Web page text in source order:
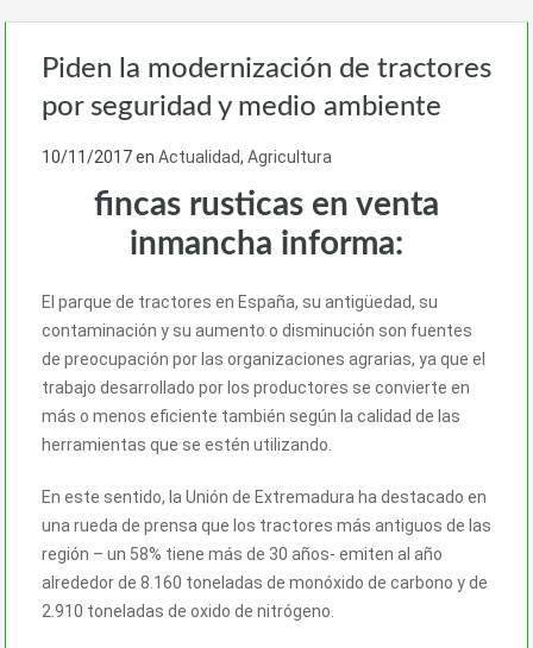
Piden la modernización de tractores
por seguridad y medio ambiente
10/11/2017en Actualidad, Agricultura
fincas rusticas en venta
inmancha informa:
El parque de tractores en España, su antigüedad, su
contaminación y su aumento o disminución son fuentes
de preocupación por las organizaciones agrarias, ya que el
trabajo desarrollado por los productores se convierte en
más o menos eficiente también según la calidad de las
herramientas que se estén utilizando.
En este sentido, la Unión de Extremadura ha destacado en
una rueda de prensa que los tractores más antiguos de las
región – un 58% tiene más de 30 años- emiten al año
alrededor de 8.160 toneladas de monóxido de carbono y de
2.910 toneladas de oxido de nitrógeno.